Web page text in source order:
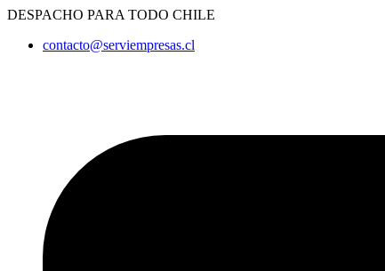
Ir
contenido
DESPACHO PARA TODO CHILE
contacto@serviempresas.cl